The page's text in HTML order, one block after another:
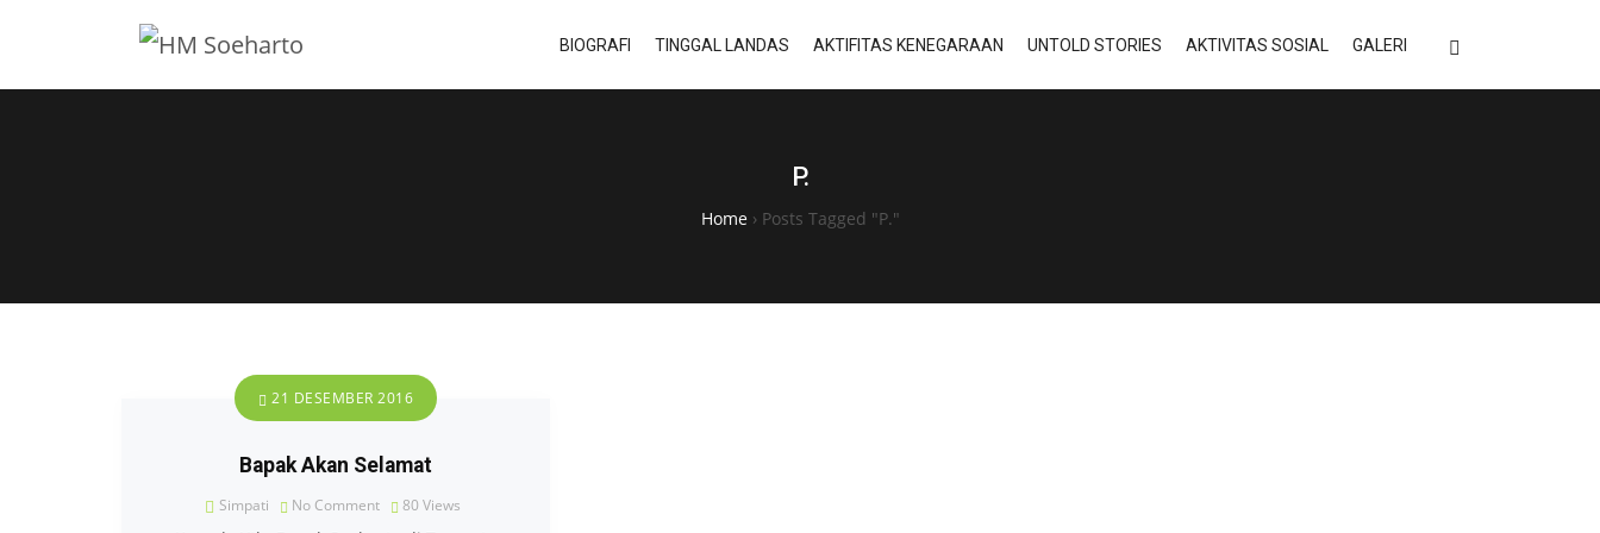
BIOGRAFI TINGGAL LANDAS AKTIFITAS KENEGARAAN UNTOLD STORIES AKTIVITAS SOSIAL GALERI
P.
Home› Posts Tagged "P."
21 DESEMBER 2016
Bapak Akan Selamat
Simpati No Comment 80 Views